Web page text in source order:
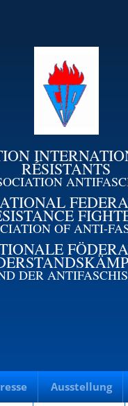
RÉSISTANTS
OF ANTI-
DER
Ausstellung